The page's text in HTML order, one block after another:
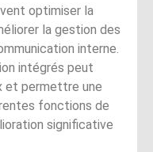
optimiser la
la gestion des
interne.
intégrés peut
et permettre une
fonctions de
significative